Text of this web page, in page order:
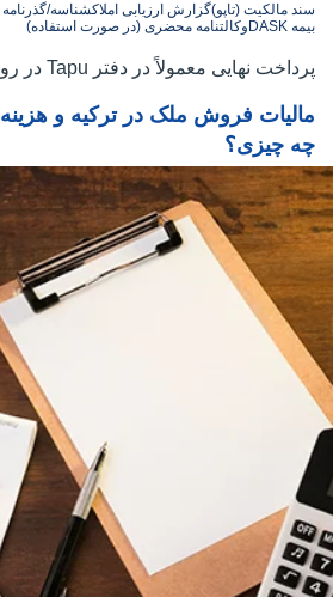
سند مالکیت (تاپو)گزارش ارزیابی املاکشناسه/گذرنامه
بیمه DASK
وکالتنامه محضری (در صورت استفاده)
پرداخت نهایی معمولاً در دفتر Tapu در روز انتقال انجام می شود.
مالیات فروش ملک در ترکیه و
چه چیزی؟